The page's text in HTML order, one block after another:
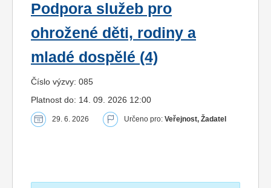
Podpora služeb pro
ohrožené děti, rodiny a
mladé dospělé (4)
Číslo výzvy: 085
Platnost do: 14. 09. 2026 12:00
29. 6. 2026 Určeno pro: Veřejnost, Žadatel